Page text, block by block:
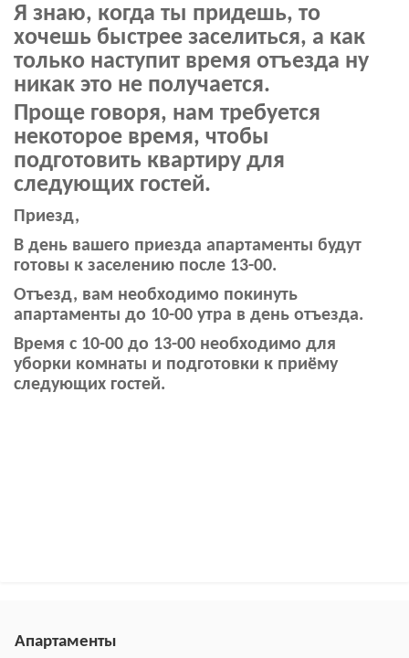
Я знаю, когда ты придешь, то
хочешь быстрее заселиться, а как
только наступит время отъезда ну
никак это не получается.
Проще говоря, нам требуется
некоторое время, чтобы
подготовить квартиру для
следующих гостей.
Приезд,
В день вашего приезда апартаменты будут
готовы к заселению после 13-00.
Отъезд, вам необходимо покинуть
апартаменты до 10-00 утра в день отъезда.
Время с 10-00 до 13-00 необходимо для
уборки комнаты и подготовки к приёму
следующих гостей.
Апартаменты